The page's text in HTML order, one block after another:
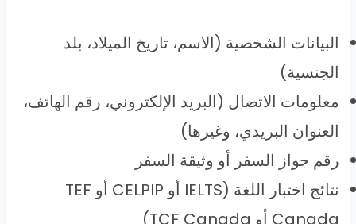
البيانات الشخصية (الاسم، تاريخ الميلاد، بلد
الجنسية)
معلومات الاتصال (البريد الإلكتروني، رقم الهاتف،
العنوان البريدي، وغيرها)
رقم جواز السفر أو وثيقة السفر
نتائج اختبار اللغة (IELTS أو CELPIP أو TEF
Canada أو TCF Canada)